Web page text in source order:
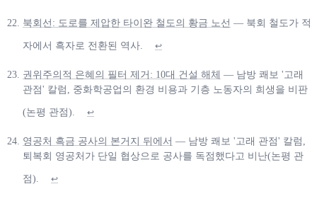
북회선: 도로를 제압한 타이완 철도의 황금 노선 — 북회 철도가 적
자에서 흑자로 전환된 역사. ↩
권위주의적 은혜의 필터 제거: 10대 건설 해체 — 남방 쾌보 '고래
관점' 칼럼, 중화학공업의 환경 비용과 기층 노동자의 희생을 비판
(논평 관점). ↩
영공처 흑금 공사의 본거지 뒤에서 — 남방 쾌보 '고래 관점' 칼럼,
퇴복회 영공처가 단일 협상으로 공사를 독점했다고 비난(논평 관
점). ↩